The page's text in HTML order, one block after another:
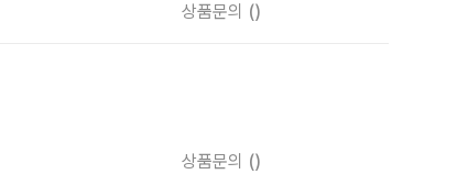
상품문의 ()
상품문의 ()